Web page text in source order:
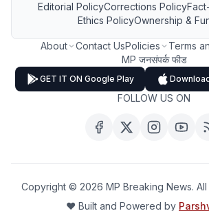
Editorial PolicyCorrections Policy
Ethics PolicyOwnership &
About Contact UsPolicies
Terms
MP जनसंपर्क फीड
GET IT ON Google Play
FOLLOW US ON
Copyright © 2026 MP Breaking News.
❤️ Built and Powered by